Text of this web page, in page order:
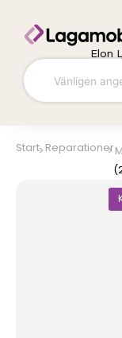
innehåll
Elon
Start Reparationer